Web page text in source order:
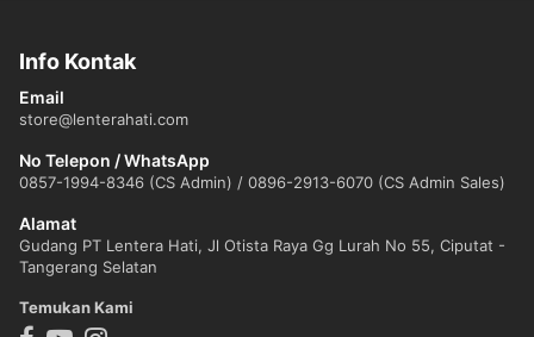
Info Kontak
Email
store@lenterahati.com
No Telepon / WhatsApp
0857-1994-8346 (CS Admin) / 0896-2913-6070 (CS Admin Sales)
Alamat
Gudang PT Lentera Hati, Jl Otista Raya Gg Lurah No 55, Ciputat -
Tangerang Selatan
Temukan Kami